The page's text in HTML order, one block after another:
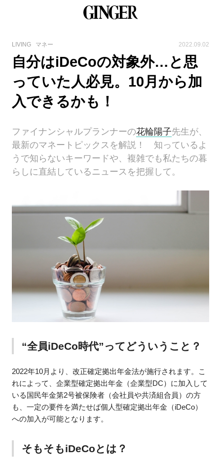
LIVING マネー 2022.09.02
自分はiDeCoの対象外…と思
っていた人必見。10月から加
入できるかも！
ファイナンシャルプランナーの花輪陽子先生が、
最新のマネートピックスを解説！ 知っているよ
うで知らないキーワードや、複雑でも私たちの暮
らしに直結しているニュースを把握して。
“全員iDeCo時代”ってどういうこと？
2022年10月より、改正確定拠出年金法が施行されます。こ
れによって、企業型確定拠出年金（企業型DC）に加入して
いる国民年金第2号被保険者（会社員や共済組合員）の方
も、一定の要件を満たせば個人型確定拠出年金（iDeCo）
への加入が可能となります。
そもそもiDeCoとは？